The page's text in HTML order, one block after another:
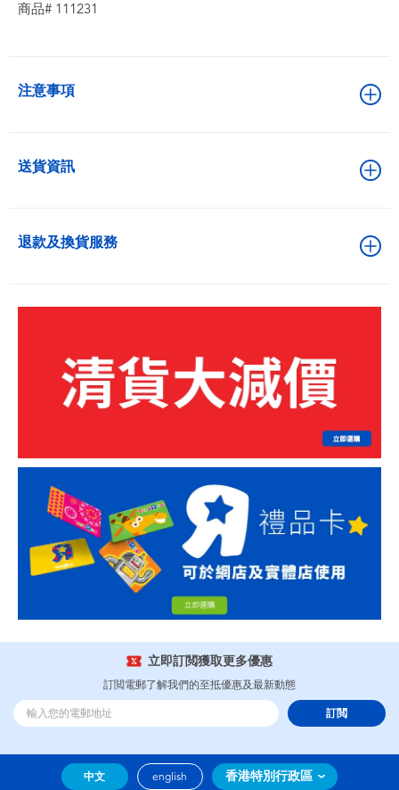
商品# 111231
注意事項
送貨資訊
退款及換貨服務
立即訂閲獲取更多優惠
訂閲電郵了解我們的至抵優惠及最新動態
訂閲
中文 english 香港特別行政區